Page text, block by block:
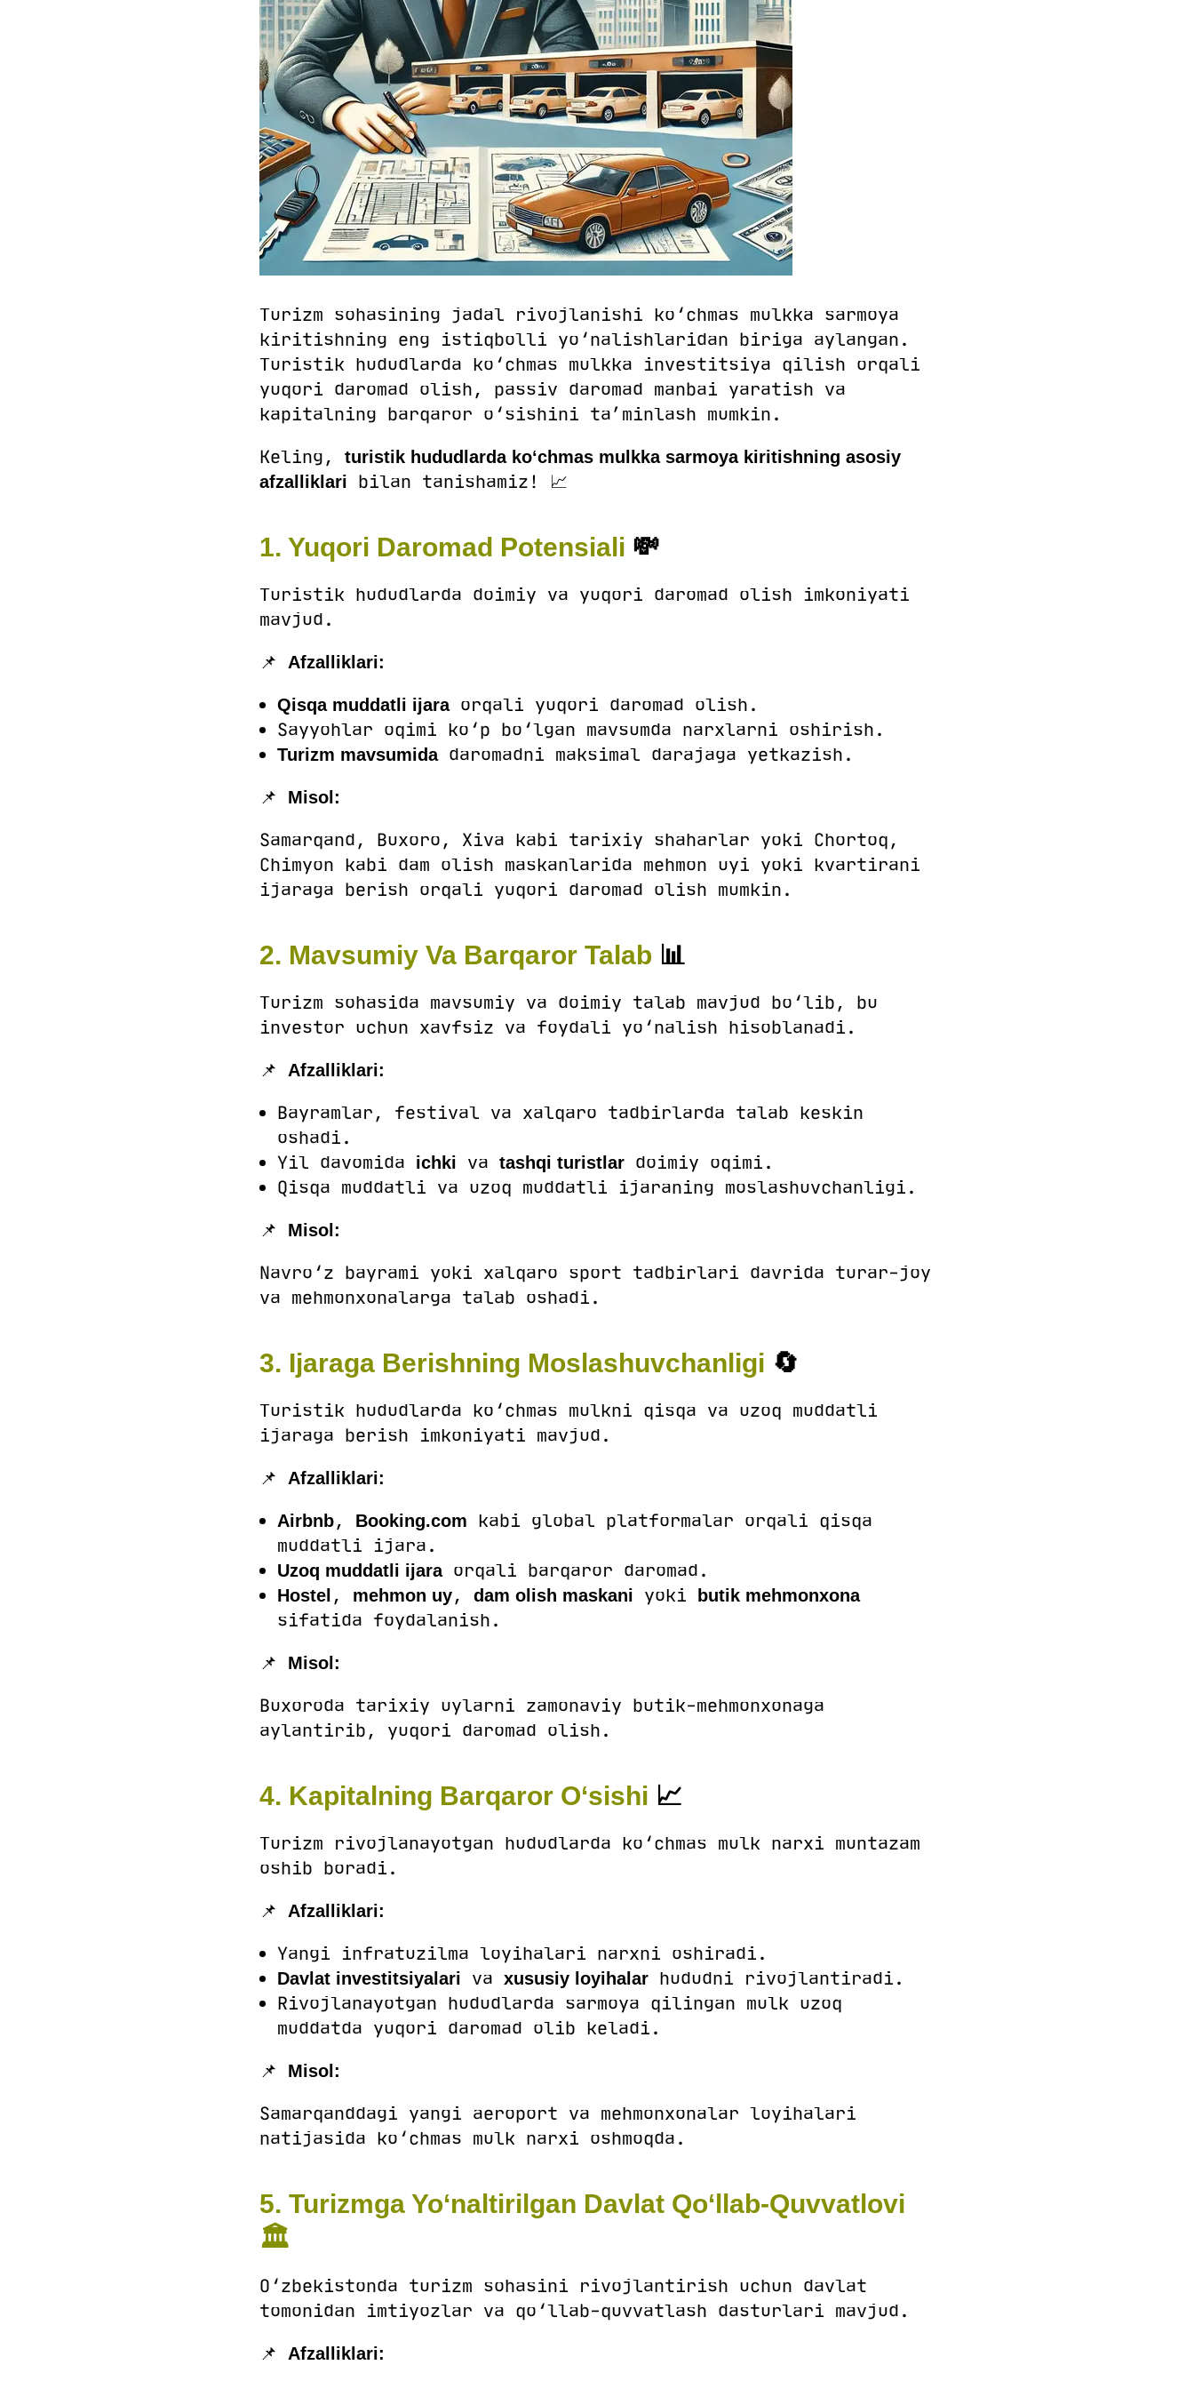
Turizm sohasining jadal rivojlanishi ko‘chmas mulkka sarmoya
kiritishning eng istiqbolli yo‘nalishlaridan biriga aylangan.
Turistik hududlarda ko‘chmas mulkka investitsiya qilish orqali
yuqori daromad olish, passiv daromad manbai yaratish va
kapitalning barqaror o‘sishini ta’minlash mumkin.
Keling, turistik hududlarda ko‘chmas mulkka sarmoya kiritishning asosiy
afzalliklari
bilan tanishamiz! 📈
1. Yuqori Daromad Potensiali 💸
Turistik hududlarda doimiy va yuqori daromad olish imkoniyati
mavjud.
📌
Afzalliklari:
Qisqa muddatli ijaraorqali yuqori daromad olish.
Sayyohlar oqimi ko‘p bo‘lgan mavsumda narxlarni oshirish.
Turizm mavsumidadaromadni maksimal darajaga yetkazish.
📌
Misol:
Samarqand, Buxoro, Xiva kabi tarixiy shaharlar yoki Chortoq,
Chimyon kabi dam olish maskanlarida mehmon uyi yoki kvartirani
ijaraga berish orqali yuqori daromad olish mumkin.
2. Mavsumiy Va Barqaror Talab 📊
Turizm sohasida mavsumiy va doimiy talab mavjud bo‘lib, bu
investor uchun xavfsiz va foydali yo‘nalish hisoblanadi.
📌
Afzalliklari:
Bayramlar, festival va xalqaro tadbirlarda talab keskin
oshadi.
Yil davomida
ichki va tashqi turistlar doimiy oqimi.
Qisqa muddatli va uzoq muddatli ijaraning moslashuvchanligi.
📌
Misol:
Navro‘z bayrami yoki xalqaro sport tadbirlari davrida turar-joy
va mehmonxonalarga talab oshadi.
3. Ijaraga Berishning Moslashuvchanligi 🔄
Turistik hududlarda ko‘chmas mulkni qisqa va uzoq muddatli
ijaraga berish imkoniyati mavjud.
📌
Afzalliklari:
Airbnb, Booking.com
kabi global platformalar orqali qisqa
muddatli ijara.
Uzoq muddatli ijaraorqali barqaror daromad.
Hostel , mehmon uy, dam olish maskani yoki butik mehmonxona
sifatida foydalanish.
📌
Misol:
Buxoroda tarixiy uylarni zamonaviy butik-mehmonxonaga
aylantirib, yuqori daromad olish.
4. Kapitalning Barqaror O‘sishi 📈
Turizm rivojlanayotgan hududlarda ko‘chmas mulk narxi muntazam
oshib boradi.
📌
Afzalliklari:
Yangi infratuzilma loyihalari narxni oshiradi.
Davlat investitsiyalari va xususiy loyihalar hududni rivojlantiradi.
Rivojlanayotgan hududlarda sarmoya qilingan mulk uzoq
muddatda yuqori daromad olib keladi.
📌
Misol:
Samarqanddagi yangi aeroport va mehmonxonalar loyihalari
natijasida ko‘chmas mulk narxi oshmoqda.
5. Turizmga Yo‘naltirilgan Davlat Qo‘llab-Quvvatlovi
🏛
O‘zbekistonda turizm sohasini rivojlantirish uchun davlat
tomonidan imtiyozlar va qo‘llab-quvvatlash dasturlari mavjud.
📌
Afzalliklari: